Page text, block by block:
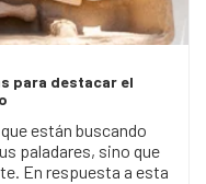
para destacar el
están buscando
paladares, sino que
En respuesta a esta